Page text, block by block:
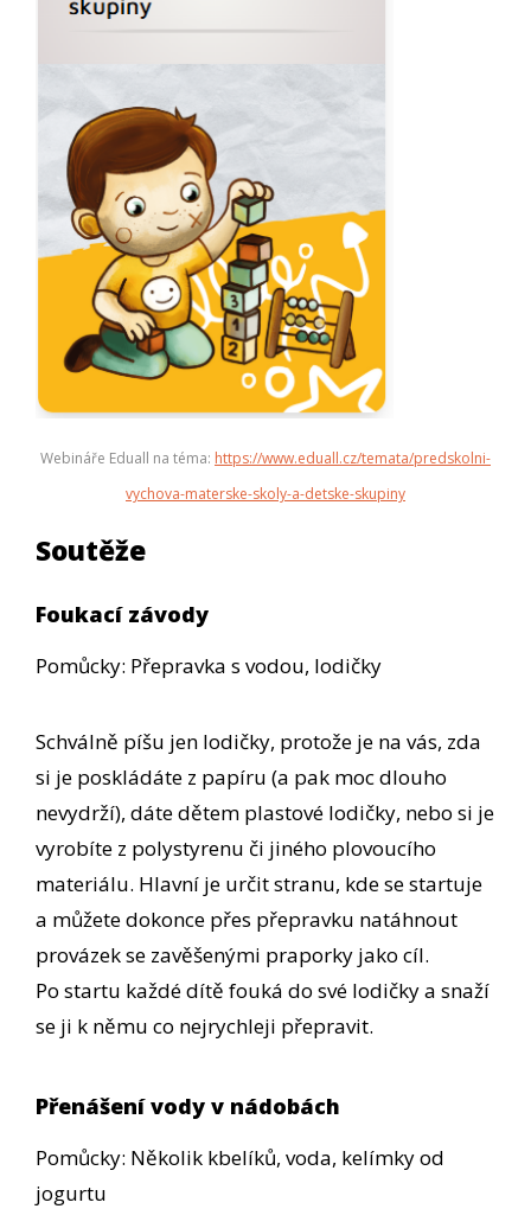
Webináře Eduall na téma: https://www.eduall.cz/temata/predskolni-
vychova-materske-skoly-a-detske-skupiny
Soutěže
Foukací závody
Pomůcky: Přepravka s vodou, lodičky
Schválně píšu jen lodičky, protože je na vás, zda
si je poskládáte z papíru (a pak moc dlouho
nevydrží), dáte dětem plastové lodičky, nebo si je
vyrobíte z polystyrenu či jiného plovoucího
materiálu. Hlavní je určit stranu, kde se startuje
a můžete dokonce přes přepravku natáhnout
provázek se zavěšenými praporky jako cíl.
Po startu každé dítě fouká do své lodičky a snaží
se ji k němu co nejrychleji přepravit.
Přenášení vody v nádobách
Pomůcky: Několik kbelíků, voda, kelímky od
jogurtu